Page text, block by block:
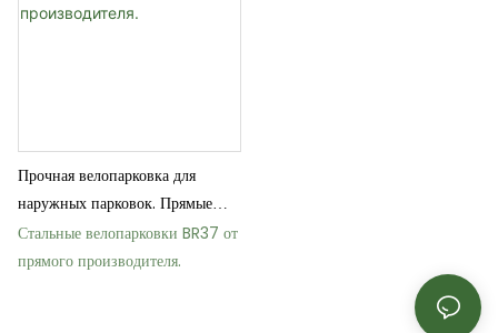
Прочная велопарковка для
наружных парковок. Прямые
поставки от производителя.
Стальные велопарковки BR37 от
прямого производителя.